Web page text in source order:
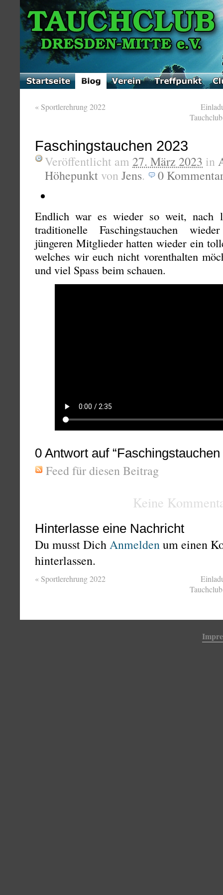
« Sportlerehrung 2022
Faschingstauchen 2023
Veröffentlicht am 27. März 2023 in
Höhepunkt von Jens. 0
Endlich war es wieder so weit, nach
traditionelle Faschingstauchen
jüngeren Mitglieder hatten wieder ein
welches wir euch nicht vorenthalten
und viel Spass beim schauen.
0 Antwort auf “Faschingstauchen
Feed für diesen Beitrag
Keine
Hinterlasse eine Nachricht
Du musst DichAnmeldenum einen
hinterlassen.
« Sportlerehrung 2022